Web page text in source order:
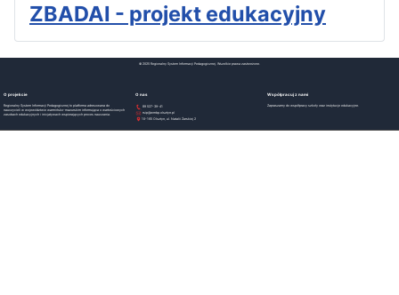
ZBADAI - projekt edukacyjny
© 2025 Regionalny System Informacji Pedagogicznej. Wszelkie prawa zastrzeżone.
O projekcie
Regionalny System Informacji Pedagogicznej to platforma adresowana do
nauczycieli w województwie warmińsko-mazurskim informująca o wartościowych
zasobach edukacyjnych i inicjatywach wspierających proces nauczania.
O nas
89 527-39-41
rsip@wmbp.olsztyn.pl
10-165 Olsztyn, ul. Natalii Żarskiej 2
Współpracuj z nami
Zapraszamy do współpracy szkoły oraz instytucje edukacyjne.